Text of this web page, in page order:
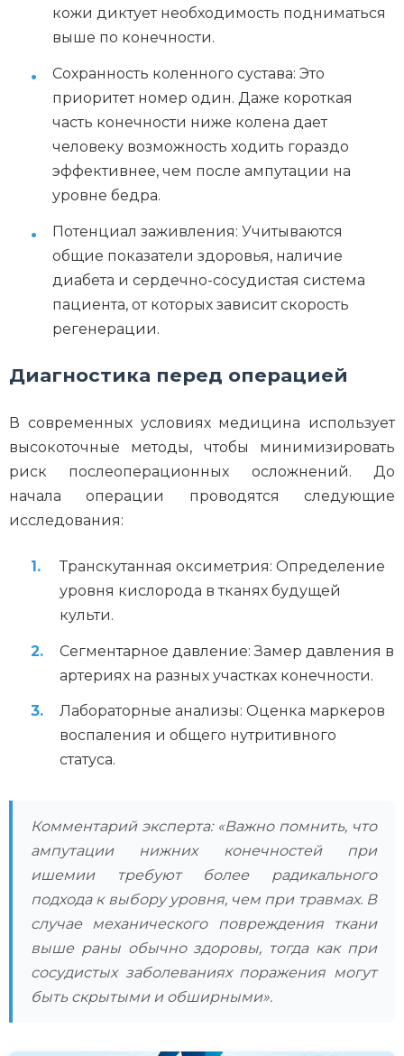
кожи диктует необходимость подниматься
выше по конечности.
Сохранность коленного сустава: Это
приоритет номер один. Даже короткая
часть конечности ниже колена дает
человеку возможность ходить гораздо
эффективнее, чем после ампутации на
уровне бедра.
Потенциал заживления: Учитываются
общие показатели здоровья, наличие
диабета и сердечно-сосудистая система
пациента, от которых зависит скорость
регенерации.
Диагностика перед операцией
В современных условиях медицина использует
высокоточные методы, чтобы минимизировать
риск послеоперационных осложнений. До
начала операции проводятся следующие
исследования:
Транскутанная оксиметрия: Определение
уровня кислорода в тканях будущей
культи.
Сегментарное давление: Замер давления в
артериях на разных участках конечности.
Лабораторные анализы: Оценка маркеров
воспаления и общего нутритивного
статуса.
Комментарий эксперта: «Важно помнить, что
ампутации нижних конечностей при
ишемии требуют более радикального
подхода к выбору уровня, чем при травмах. В
случае механического повреждения ткани
выше раны обычно здоровы, тогда как при
сосудистых заболеваниях поражения могут
быть скрытыми и обширными».